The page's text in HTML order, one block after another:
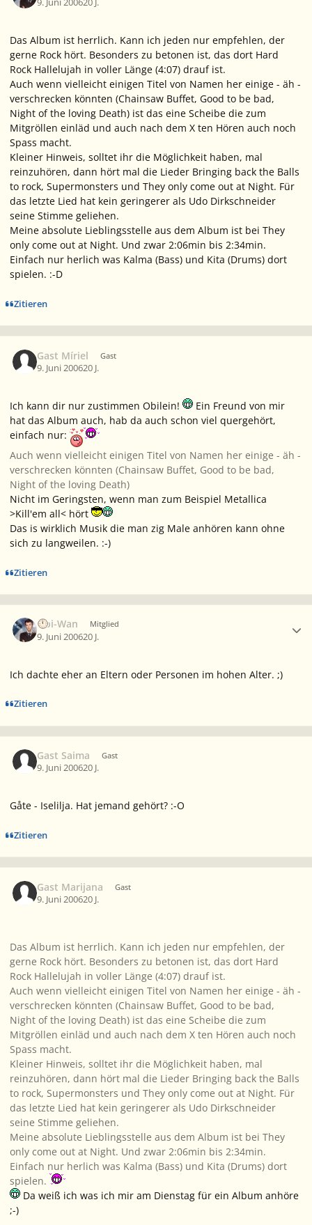
9. Juni 200620 J.
Das Album ist herrlich. Kann ich jeden nur empfehlen, der
gerne Rock hört. Besonders zu betonen ist, das dort Hard
Rock Hallelujah in voller Länge (4:07) drauf ist.
Auch wenn vielleicht einigen Titel von Namen her einige - äh -
verschrecken könnten (Chainsaw Buffet, Good to be bad,
Night of the loving Death) ist das eine Scheibe die zum
Mitgröllen einläd und auch nach dem X ten Hören auch noch
Spass macht.
Kleiner Hinweis, solltet ihr die Möglichkeit haben, mal
reinzuhören, dann hört mal die Lieder Bringing back the Balls
to rock, Supermonsters und They only come out at Night. Für
das letzte Lied hat kein geringerer als Udo Dirkschneider
seine Stimme geliehen.
Meine absolute Lieblingsstelle aus dem Album ist bei They
only come out at Night. Und zwar 2:06min bis 2:34min.
Einfach nur herlich was Kalma (Bass) und Kita (Drums) dort
spielen. :-D
Zitieren
Gast Míriel Gast
9. Juni 200620 J.
Ich kann dir nur zustimmen Obilein!
Ein Freund von mir
hat das Album auch, hab da auch schon viel quergehört,
einfach nur:
Auch wenn vielleicht einigen Titel von Namen her einige - äh -
verschrecken könnten (Chainsaw Buffet, Good to be bad,
Night of the loving Death)
Nicht im Geringsten, wenn man zum Beispiel Metallica
>Kill'em all< hört
Das is wirklich Musik die man zig Male anhören kann ohne
sich zu langweilen. :-)
Zitieren
Obi-Wan Mitglied
9. Juni 200620 J.
Ich dachte eher an Eltern oder Personen im hohen Alter. ;)
Zitieren
Gast Saima Gast
9. Juni 200620 J.
Gåte - Iselilja. Hat jemand gehört? :-O
Zitieren
Gast Marijana Gast
9. Juni 200620 J.
Das Album ist herrlich. Kann ich jeden nur empfehlen, der
gerne Rock hört. Besonders zu betonen ist, das dort Hard
Rock Hallelujah in voller Länge (4:07) drauf ist.
Auch wenn vielleicht einigen Titel von Namen her einige - äh -
verschrecken könnten (Chainsaw Buffet, Good to be bad,
Night of the loving Death) ist das eine Scheibe die zum
Mitgröllen einläd und auch nach dem X ten Hören auch noch
Spass macht.
Kleiner Hinweis, solltet ihr die Möglichkeit haben, mal
reinzuhören, dann hört mal die Lieder Bringing back the Balls
to rock, Supermonsters und They only come out at Night. Für
das letzte Lied hat kein geringerer als Udo Dirkschneider
seine Stimme geliehen.
Meine absolute Lieblingsstelle aus dem Album ist bei They
only come out at Night. Und zwar 2:06min bis 2:34min.
Einfach nur herlich was Kalma (Bass) und Kita (Drums) dort
spielen.
Da weiß ich was ich mir am Dienstag für ein Album anhöre
;-)